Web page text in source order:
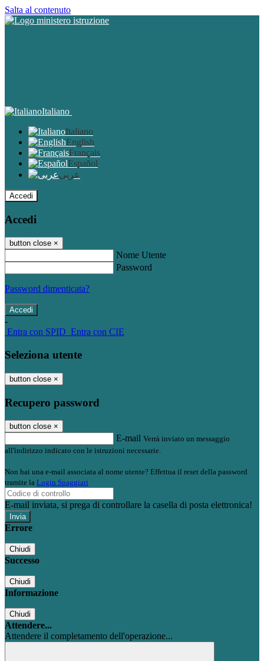
Salta al contenuto
Italiano
Italiano
English
Français
Español
عربى
Accedi
Accedi
button close ×
Nome Utente
Password
Password dimenticata?
-
Entra con SPID Entra con CIE
Seleziona utente
button close ×
Recupero password
button close ×
E-mail Verrà inviato un messaggio
all'indirizzo indicato con le istruzioni necessarie.
Non hai una e-mail associata al nome utente? Effettua il reset della password
tramite la Login Spaggiari
E-mail inviata, si prega di controllare la casella di posta elettronica!
Errore
Chiudi
Successo
Chiudi
Informazione
Chiudi
Attendere...
Attendere il completamento dell'operazione...